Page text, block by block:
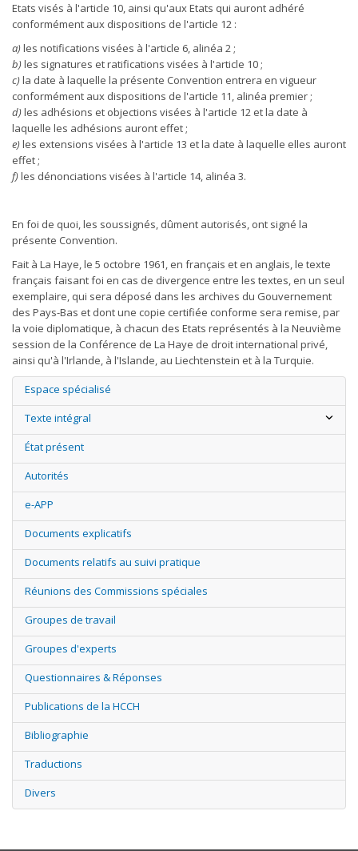
Etats visés à l'article 10, ainsi qu'aux Etats qui auront adhéré
conformément aux dispositions de l'article 12 :
a)les notifications visées à l'article 6, alinéa 2 ;
b)les signatures et ratifications visées à l'article 10 ;
c)la date à laquelle la présente Convention entrera en vigueur
conformément aux dispositions de l'article 11, alinéa premier ;
d)les adhésions et objections visées à l'article 12 et la date à
laquelle les adhésions auront effet ;
e)les extensions visées à l'article 13 et la date à laquelle elles auront
effet ;
f)les dénonciations visées à l'article 14, alinéa 3.
En foi de quoi, les soussignés, dûment autorisés, ont signé la
présente Convention.
Fait à La Haye, le 5 octobre 1961, en français et en anglais, le texte
français faisant foi en cas de divergence entre les textes, en un seul
exemplaire, qui sera déposé dans les archives du Gouvernement
des Pays-Bas et dont une copie certifiée conforme sera remise, par
la voie diplomatique, à chacun des Etats représentés à la Neuvième
session de la Conférence de La Haye de droit international privé,
ainsi qu'à l'Irlande, à l'Islande, au Liechtenstein et à la Turquie.
Espace spécialisé
Texte intégral
État présent
Autorités
e-APP
Documents explicatifs
Documents relatifs au suivi pratique
Réunions des Commissions spéciales
Groupes de travail
Groupes d'experts
Questionnaires & Réponses
Publications de la HCCH
Bibliographie
Traductions
Divers